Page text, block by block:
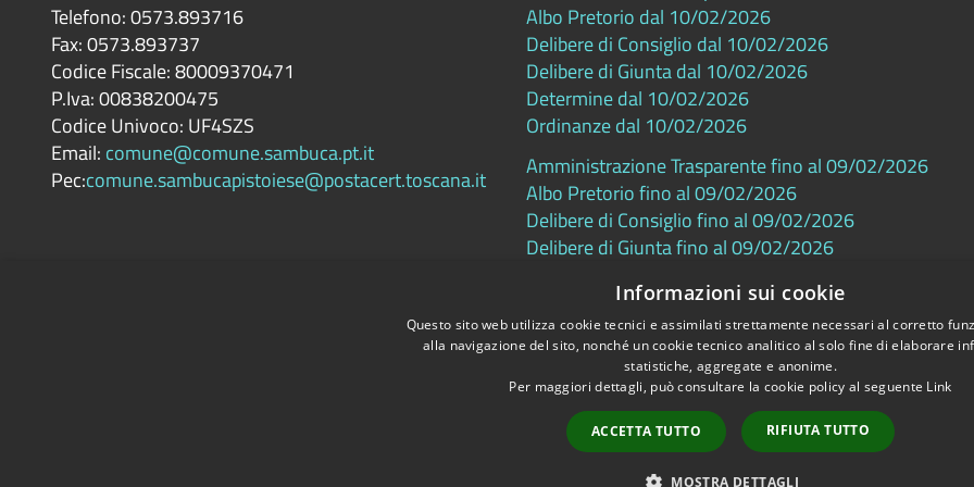
Telefono: 0573.893716
Fax: 0573.893737
Codice Fiscale: 80009370471
P.Iva: 00838200475
Codice Univoco: UF4SZS
Email: comune@comune.sambuca.pt.it
Pec:comune.sambucapistoiese@postacert.toscana.it
Albo Pretorio dal 10/02/2026
Delibere di Consiglio dal 10/02/2026
Delibere di Giunta dal 10/02/2026
Determine dal 10/02/2026
Ordinanze dal 10/02/2026
Amministrazione Trasparente fino al 09/02/2026
Albo Pretorio fino al 09/02/2026
Delibere di Consiglio fino al 09/02/2026
Delibere di Giunta fino al 09/02/2026
Ordinanze fino al 09/02/2026
Dichiarazione di accessibilità Copyright © 2026 • Comune
Informazioni sui cookie
Questo sito web utilizza cookie tecnici e assimilati strettamente necessari al corretto
alla navigazione del sito, nonché un cookie tecnico analitico al solo fine di elaborare
statistiche, aggregate e anonime.
Per maggiori dettagli, può consultare la cookie policy al seguente Link
ACCETTA TUTTO RIFIUTA TUTTO
MOSTRA DETTAGLI